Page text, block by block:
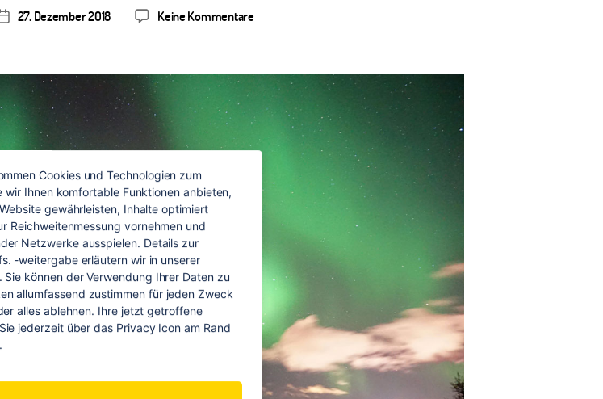
Veröffentlichungsdatum
27. Dezember 2018 Keine Kommentarezu
Travel
Norwegen
–
Eindrücke
unserer
Cookies und Technologien zum
wir Ihnen komfortable Funktionen anbieten,
gewährleisten, Inhalte optimiert
Reichweitenmessung vornehmen und
Netzwerke ausspielen. Details zur
-weitergabe erläutern wir in unserer
können der Verwendung Ihrer Daten zu
allumfassend zustimmen für jeden Zweck
alles ablehnen. Ihre jetzt getroffene
jederzeit über das Privacy Icon am Rand